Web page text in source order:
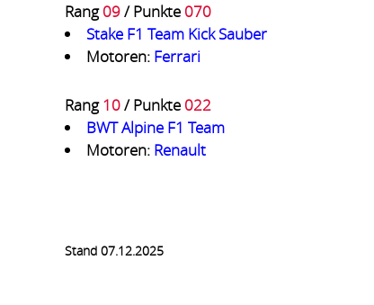
Rang09/ Punkte 070
Stake F1 Team Kick Sauber
Motoren: Ferrari
Rang10/ Punkte 022
BWT Alpine F1 Team
Motoren: Renault
Stand 07.12.2025